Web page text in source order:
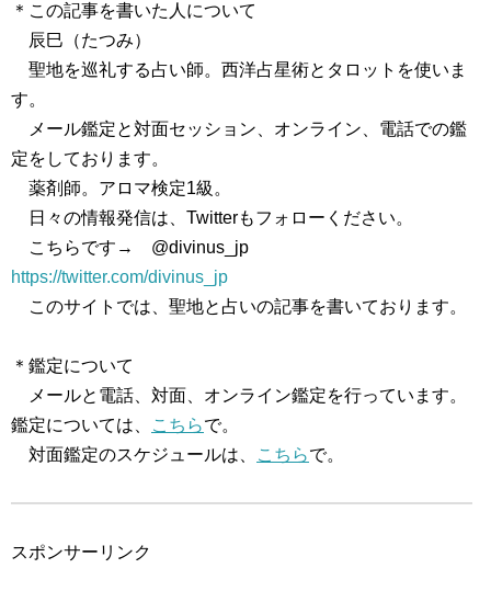
＊この記事を書いた人について
辰巳（たつみ）
聖地を巡礼する占い師。西洋占星術とタロットを使いま
す。
メール鑑定と対面セッション、オンライン、電話での鑑
定をしております。
薬剤師。アロマ検定1級。
日々の情報発信は、Twitterもフォローください。
こちらです→ @divinus_jp
https://twitter.com/divinus_jp
このサイトでは、聖地と占いの記事を書いております。
＊鑑定について
メールと電話、対面、オンライン鑑定を行っています。
鑑定については、
こちらで。
対面鑑定のスケジュールは、
こちらで。
スポンサーリンク